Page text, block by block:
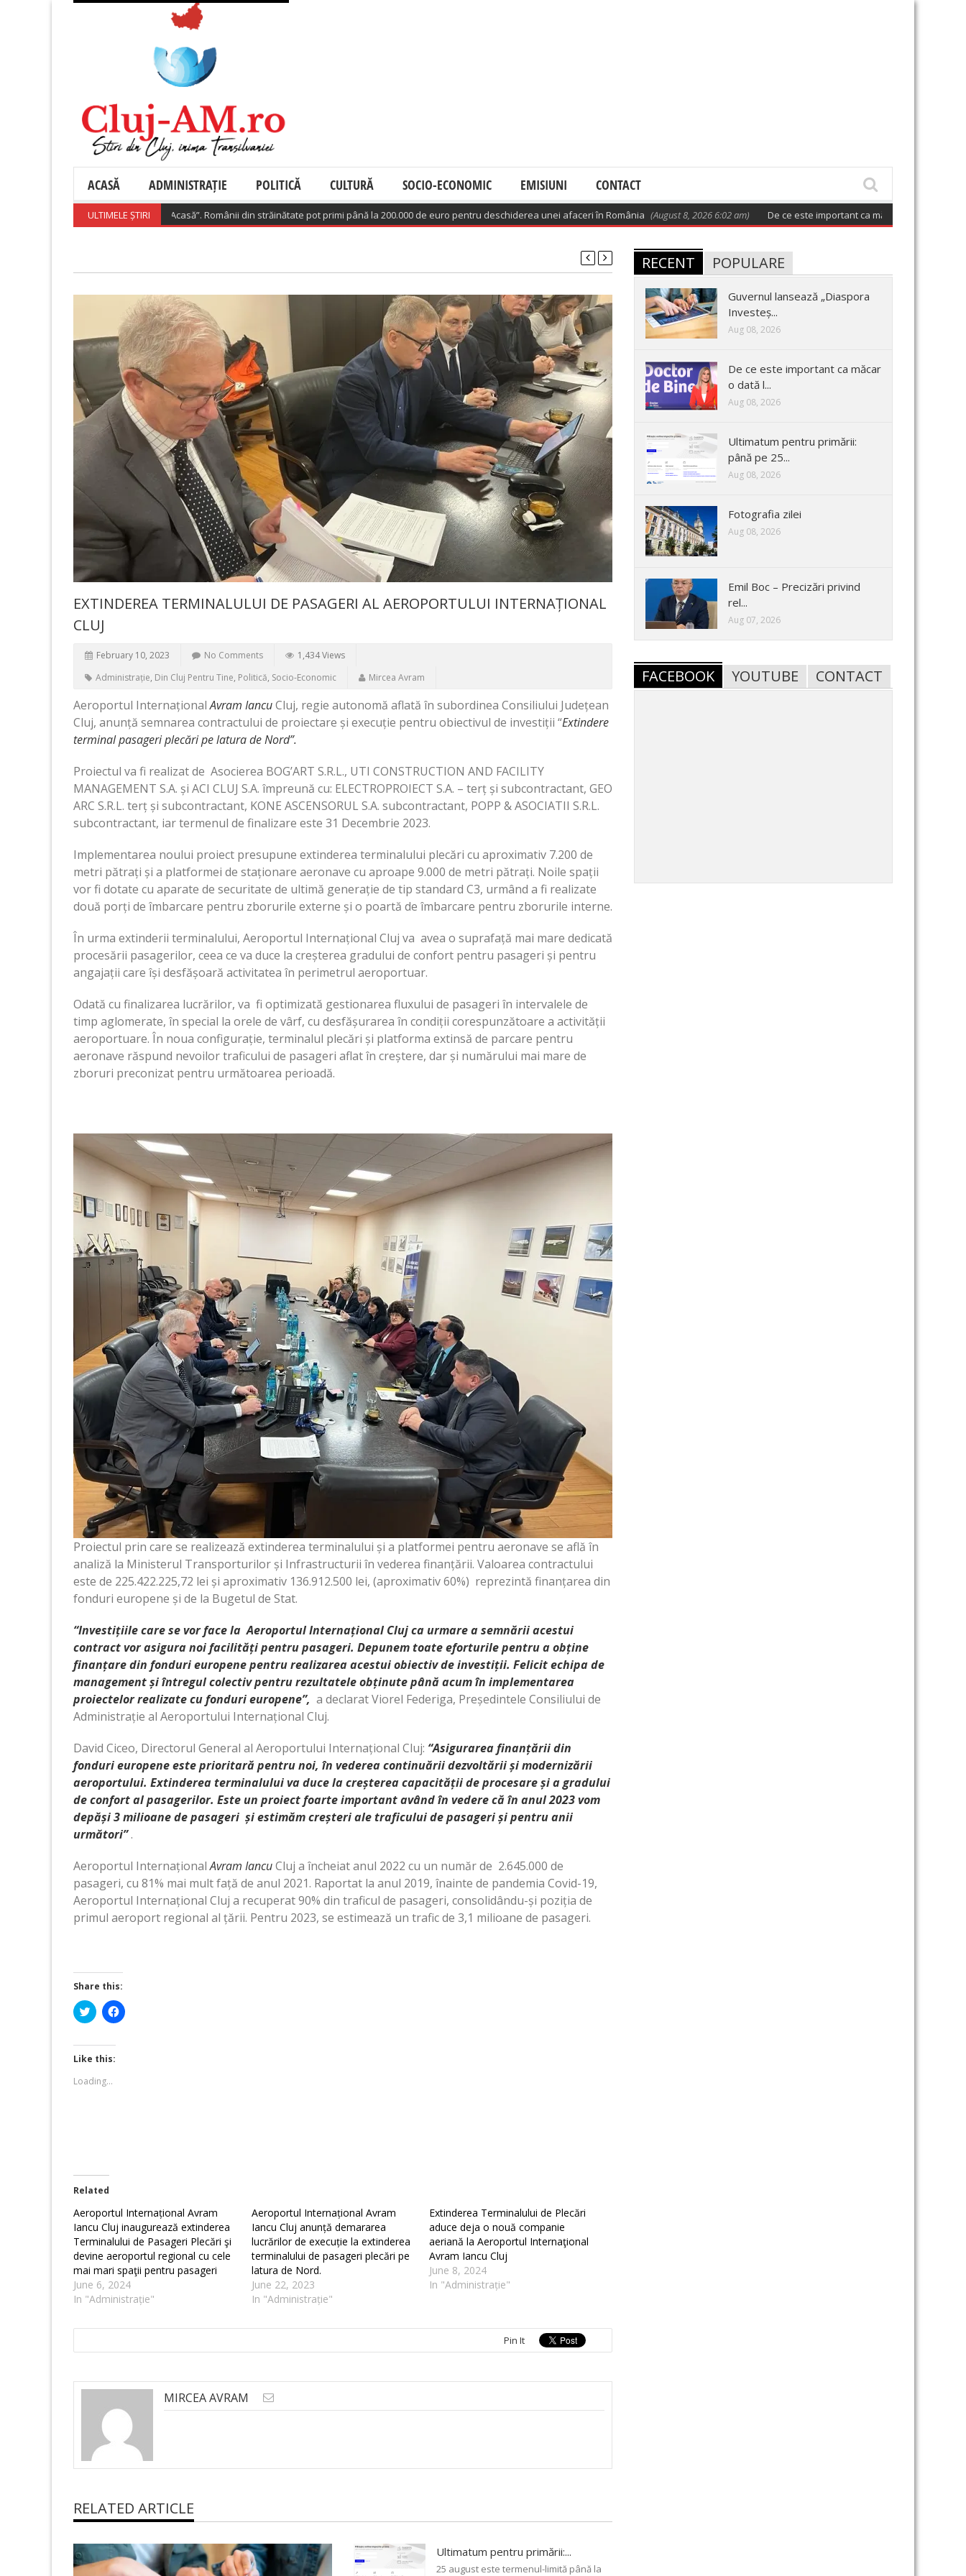
ACASĂ ADMINISTRAȚIE POLITICĂ CULTURĂ SOCIO-ECONOMIC EMISIUNI CONTACT
ULTIMELE ȘTIRI
„Diaspora Investește Acasă”. Românii din străinătate pot primi până la 200.000 de euro pentru deschiderea unei afaceri în România (August 8, 2026 6:02 am) De ce este important ca măcar o dată la două zile să
EXTINDEREA TERMINALULUI DE PASAGERI AL AEROPORTULUI INTERNAȚIONAL
CLUJ
February 10, 2023 No Comments
1,434 Views
Administrație, Din Cluj Pentru Tine, Politică, Socio-Economic Mircea Avram
Aeroportul InternaționalAvram IancuCluj, regie autonomă aflată în subordinea Consiliului Județean
Cluj, anunță semnarea contractului de proiectare și execuție pentru obiectivul de investiții “Extindere
terminal pasageri plecări pe latura de Nord”.
Proiectul va fi realizat de Asocierea BOG’ART S.R.L., UTI CONSTRUCTION AND FACILITY
MANAGEMENT S.A. și ACI CLUJ S.A. împreună cu: ELECTROPROIECT S.A. – terț și subcontractant, GEO
ARC S.R.L. terț și subcontractant, KONE ASCENSORUL S.A. subcontractant, POPP & ASOCIATII S.R.L.
subcontractant, iar termenul de finalizare este 31 Decembrie 2023.
Implementarea noului proiect presupune extinderea terminalului plecări cu aproximativ 7.200 de
metri pătrați și a platformei de staționare aeronave cu aproape 9.000 de metri pătrați. Noile spații
vor fi dotate cu aparate de securitate de ultimă generație de tip standard C3, urmând a fi realizate
două porți de îmbarcare pentru zborurile externe și o poartă de îmbarcare pentru zborurile interne.
În urma extinderii terminalului, Aeroportul Internațional Cluj va avea o suprafață mai mare dedicată
procesării pasagerilor, ceea ce va duce la creșterea gradului de confort pentru pasageri și pentru
angajații care își desfășoară activitatea în perimetrul aeroportuar.
Odată cu finalizarea lucrărilor, va fi optimizată gestionarea fluxului de pasageri în intervalele de
timp aglomerate, în special la orele de vârf, cu desfășurarea în condiții corespunzătoare a activității
aeroportuare. În noua configurație, terminalul plecări și platforma extinsă de parcare pentru
aeronave răspund nevoilor traficului de pasageri aflat în creștere, dar și numărului mai mare de
zboruri preconizat pentru următoarea perioadă.
Proiectul prin care se realizează extinderea terminalului și a platformei pentru aeronave se află în
analiză la Ministerul Transporturilor și Infrastructurii în vederea finanțării. Valoarea contractului
este de 225.422.225,72 lei și aproximativ 136.912.500 lei, (aproximativ 60%) reprezintă finanțarea din
fonduri europene și de la Bugetul de Stat.
“Investițiile care se vor face la Aeroportul Internațional Cluj ca urmare a semnării acestui
contract vor asigura noi facilități pentru pasageri. Depunem toate eforturile pentru a obține
finanțare din fonduri europene pentru realizarea acestui obiectiv de investiții. Felicit echipa de
management și întregul colectiv pentru rezultatele obținute până acum în implementarea
proiectelor realizate cu fonduri europene”, a declarat Viorel Federiga, Președintele Consiliului de
Administrație al Aeroportului Internațional Cluj.
David Ciceo, Directorul General al Aeroportului Internațional Cluj: “Asigurareafinanțării din
fonduri europene este prioritară pentru noi, în vederea continuării dezvoltării și modernizării
aeroportului. Extinderea terminalului va duce la creșterea capacității de procesare și a gradului
de confort al pasagerilor. Este un proiect foarte important având în vedere că în anul 2023 vom
depăși 3 milioane de pasageri și estimăm creșteri ale traficului de pasageri și pentru anii
următori”.
Aeroportul InternaționalAvram IancuCluj a încheiat anul 2022 cu un număr de 2.645.000 de
pasageri, cu 81% mai mult față de anul 2021. Raportat la anul 2019, înainte de pandemia Covid-19,
Aeroportul Internațional Cluj a recuperat 90% din traficul de pasageri, consolidându-și poziția de
primul aeroport regional al țării. Pentru 2023, se estimează un trafic de 3,1 milioane de pasageri.
Share this:
Click
to
Twitter
(Opens
in
new
window)
Click
to
Like this:
Loading...
Related
Aeroportul Internațional Avram
Iancu Cluj inaugurează extinderea
Terminalului de Pasageri Plecări şi
devine aeroportul regional cu cele
mai mari spaţii pentru pasageri
June 6, 2024
In "Administrație"
Aeroportul Internațional Avram
Iancu Cluj anunță demararea
lucrărilor de execuție la extinderea
terminalului de pasageri plecări pe
latura de Nord.
June 22, 2023
In "Administrație"
Extinderea Terminalului de Plecări
aduce deja o nouă companie
aeriană la Aeroportul Internaţional
Avram Iancu Cluj
June 8, 2024
In "Administrație"
Pin It
MIRCEA AVRAM
RELATED ARTICLE
Ultimatum pentru primării:...
25 august este termenul-limită până la
RECENT POPULARE
Guvernul lansează „Diaspora
Investeș...
Aug 08, 2026
De ce este important ca măcar
o dată l...
Aug 08, 2026
Ultimatum pentru primării:
până pe 25...
Aug 08, 2026
Fotografia zilei
Aug 08, 2026
Emil Boc – Precizări privind
rel...
Aug 07, 2026
FACEBOOK YOUTUBE CONTACT